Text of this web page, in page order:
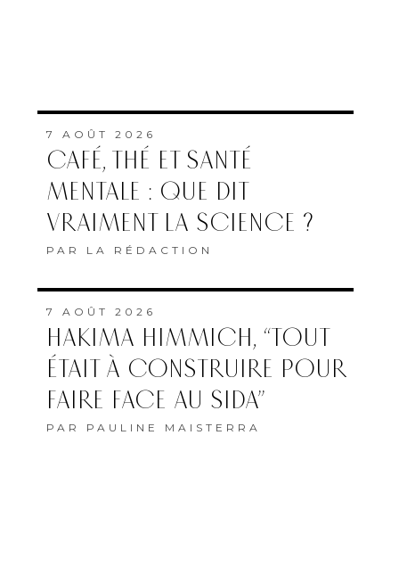
7 AOÛT 2026
CAFÉ, THÉ ET SANTÉ
MENTALE : QUE DIT
VRAIMENT LA SCIENCE ?
PAR LA RÉDACTION
7 AOÛT 2026
HAKIMA HIMMICH, “TOUT
ÉTAIT À CONSTRUIRE POUR
FAIRE FACE AU SIDA”
PAR PAULINE MAISTERRA